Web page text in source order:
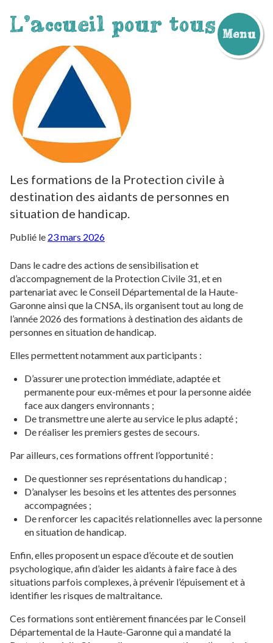
L'accueil pour tous Menu
au
contenu
Les formations de la Protection civile à
destination des aidants de personnes en
situation de handicap.
Publié le 23 mars 2026
Dans le cadre des actions de sensibilisation et
d’accompagnement de la Protection Civile 31, et en
partenariat avec le Conseil Départemental de la Haute-
Garonne ainsi que la CNSA, ils organisent tout au long de
l’année 2026 des formations à destination des aidants de
personnes en situation de handicap.
Elles permettent notamment aux participants :
D’assurer une protection immédiate, adaptée et
permanente pour eux-mêmes et pour la personne aidée
face aux dangers environnants ;
De transmettre une alerte au service le plus adapté ;
De réaliser les premiers gestes de secours.
Par ailleurs, ces formations offrent l’opportunité :
De questionner ses représentations du handicap ;
D’analyser les besoins et les attentes des personnes
accompagnées ;
De renforcer les capacités relationnelles avec la personne
en situation de handicap.
Enfin, elles proposent un espace d’écoute et de soutien
psychologique, afin d’aider les aidants à faire face à des
situations parfois complexes, à prévenir l’épuisement et à
identifier les risques de maltraitance.
Ces formations sont entièrement financées par le Conseil
Départemental de la Haute-Garonne qui a mandaté la